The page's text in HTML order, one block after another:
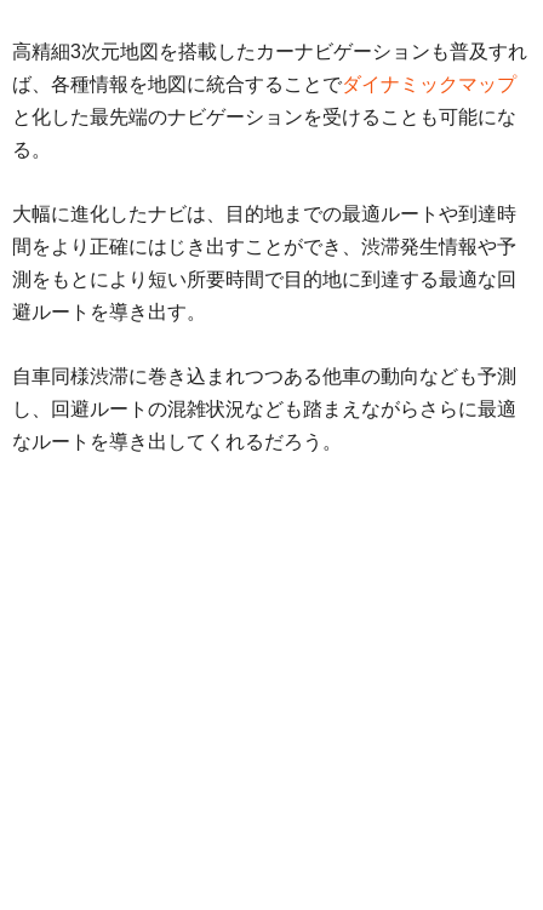
高精細3次元地図を搭載したカーナビゲーションも普及すれ
ば、各種情報を地図に統合することでダイナミックマップ
と化した最先端のナビゲーションを受けることも可能にな
る。
大幅に進化したナビは、目的地までの最適ルートや到達時
間をより正確にはじき出すことができ、渋滞発生情報や予
測をもとにより短い所要時間で目的地に到達する最適な回
避ルートを導き出す。
自車同様渋滞に巻き込まれつつある他車の動向なども予測
し、回避ルートの混雑状況なども踏まえながらさらに最適
なルートを導き出してくれるだろう。